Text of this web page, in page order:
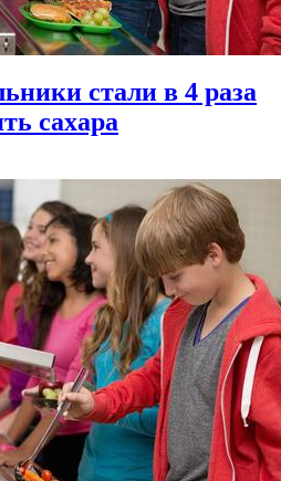
стали в 4 раза
сахара